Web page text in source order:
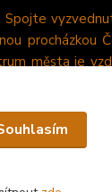
Spojte
procházkou
města je